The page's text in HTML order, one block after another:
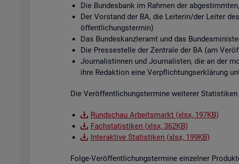
Die Bun­des­bank im Rah­men der
Der Vor­stand der BA, die Lei­te­rin/der Lei­ter
öf­fent­li­chungs­ter­min)
Das Bun­des­kanz­ler­amt und das
Die Pres­se­stel­le der Zen­tra­le der BA (am
Jour­na­lis­tin­nen und Jour­na­lis­ten, die an der
ihre Re­dak­ti­on eine Ver­pflich­tungs­er­klä­rung
Die Ver­öf­fent­li­chungs­ter­mi­ne wei­te­rer
Rund­schau Ar­beits­markt (xlsx, 197KB)
Fach­sta­tis­ti­ken (xlsx, 362KB)
In­ter­ak­ti­ve Sta­tis­ti­ken (xlsx, 199KB)
Folge-Ver­öf­fent­li­chungs­ter­mi­ne ein­zel­ner